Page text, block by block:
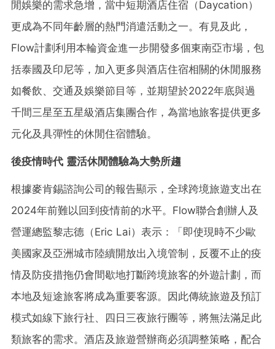
閒娛樂的需求急增，當中短期酒店住宿（Daycation）
更成為不同年齡層的熱門消遣活動之一。有見及此，
Flow計劃利用本輪資金進一步開發多個東南亞市場，包
括泰國及印尼等，加入更多與酒店住宿相關的休閒服務
如餐飲、交通及娛樂節目等，並期望於2022年底與過
千間三星至五星級酒店集團合作，為當地旅客提供更多
元化及具彈性的休閒住宿體驗。
後疫情時代 靈活休閒體驗為大勢所趨
根據麥肯錫諮詢公司的報告顯示，全球跨境旅遊支出在
2024年前難以回到疫情前的水平。Flow聯合創辦人及
營運總監黎志德（Eric Lai）表示：「即使現時不少歐
美國家及亞洲城市陸續開放出入境管制，反覆不止的疫
情及防疫措拖仍會間歇地打斷跨境旅客的外遊計劃，而
本地及短途旅客將成為重要客源。因此傳統旅遊及預訂
模式如線下旅行社、四日三夜旅行團等，將無法滿足此
類旅客的需求。酒店及旅遊營辦商必須調整策略，配合